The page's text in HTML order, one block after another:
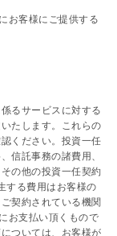
お客様にご提供する
るサービスに対する
たします。これらの
ください。投資一任
信託事務の諸費用、
の他の投資一任契約
する費用はお客様の
契約されている機関
お支払い頂くもので
ついては、お客様が